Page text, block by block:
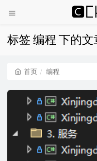
标签 编程 下的文
首页 编程